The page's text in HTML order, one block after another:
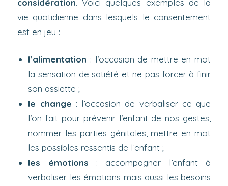
considération. Voici quelques exemples de la
vie quotidienne dans lesquels le consentement
est en jeu :
l’alimentation : l’occasion de mettre en mot
la sensation de satiété et ne pas forcer à finir
son assiette ;
le change : l’occasion de verbaliser ce que
l’on fait pour prévenir l’enfant de nos gestes,
nommer les parties génitales, mettre en mot
les possibles ressentis de l’enfant ;
les émotions : accompagner l’enfant à
verbaliser les émotions mais aussi les besoins